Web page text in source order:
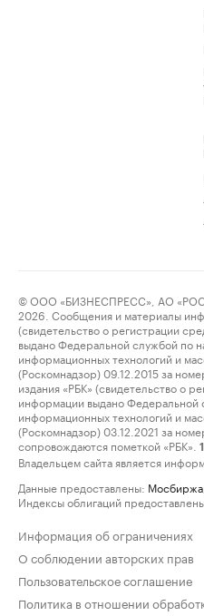
© ООО «БИЗНЕСПРЕСС», АО
2026. Сообщения и материалы
(свидетельство о регистрации
выдано Федеральной службой по
информационных технологий и
(Роскомнадзор) 09.12.2015 за
издания «РБК» (свидетельство о
информации выдано Федеральной
информационных технологий и
(Роскомнадзор) 03.12.2021 за
сопровождаются пометкой «РБК».
Владельцем сайта является
Данные предоставлены: Мосбиржа
Индексы облигаций
Информация об ограничениях
О соблюдении авторских прав
Пользовательское соглашение
Политика в отношении